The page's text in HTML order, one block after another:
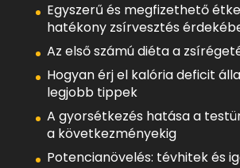
Egyszerű és megfizethető
hatékony zsírvesztés
Az első számú diéta a
Hogyan érj el kalória deficit
legjobb tippek
A gyorsétkezés hatása a
a következményekig
Potencianövelés: tévhitek és